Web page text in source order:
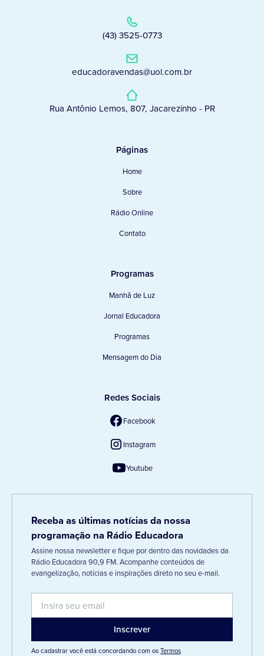
(43) 3525-0773
educadoravendas@uol.com.br
Rua Antônio Lemos, 807, Jacarezinho - PR
Páginas
Home
Sobre
Rádio Online
Contato
Programas
Manhã de Luz
Jornal Educadora
Programas
Mensagem do Dia
Redes Sociais
Facebook
Instagram
Youtube
Receba as últimas notícias da nossa
programação na Rádio Educadora
Assine nossa newsletter e fique por dentro das novidades da
Rádio Educadora 90,9 FM. Acompanhe conteúdos de
evangelização, notícias e inspirações direto no seu e-mail.
Ao cadastrar você está concordando com osTermos